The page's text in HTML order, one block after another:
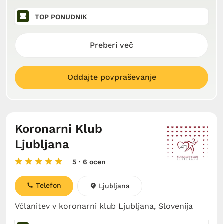
TOP PONUDNIK
Preberi več
Oddajte povpraševanje
Koronarni Klub
Ljubljana
5 · 6 ocen
Včlanitev v koronarni klub Ljubljana, Slovenija
Telefon Ljubljana